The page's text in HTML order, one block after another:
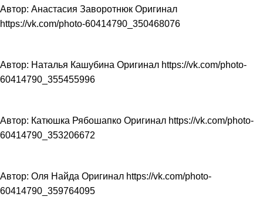
Автор: Анастасия Заворотнюк Оригинал
https://vk.com/photo-60414790_350468076
Автор: Наталья Кашубина Оригинал https://vk.com/photo-
60414790_355455996
Автор: Катюшка Рябошапко Оригинал https://vk.com/photo-
60414790_353206672
Автор: Оля Найда Оригинал https://vk.com/photo-
60414790_359764095